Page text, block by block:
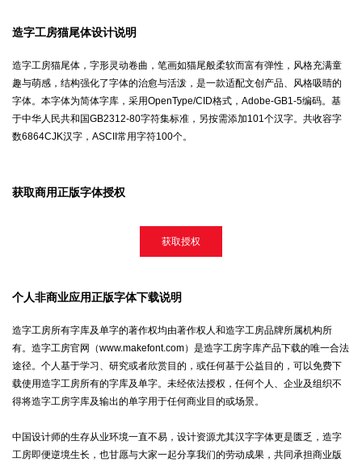
造字工房猫尾体设计说明
造字工房猫尾体，字形灵动卷曲，笔画如猫尾般柔软而富有弹性，风格充满童
趣与萌感，结构强化了字体的治愈与活泼，是一款适配文创产品、风格吸睛的
字体。本字体为简体字库，采用OpenType/CID格式，Adobe-GB1-5编码。基
于中华人民共和国GB2312-80字符集标准，另按需添加101个汉字。共收容字
数6864CJK汉字，ASCII常用字符100个。
获取商用正版字体授权
获取授权
个人非商业应用正版字体下载说明
造字工房所有字库及单字的著作权均由著作权人和造字工房品牌所属机构所
有。造字工房官网（www.makefont.com）是造字工房字库产品下载的唯一合法
途径。个人基于学习、研究或者欣赏目的，或任何基于公益目的，可以免费下
载使用造字工房所有的字库及单字。未经依法授权，任何个人、企业及组织不
得将造字工房字库及输出的单字用于任何商业目的或场景。
中国设计师的生存从业环境一直不易，设计资源尤其汉字字体更是匮乏，造字
工房即便逆境生长，也甘愿与大家一起分享我们的劳动成果，共同承担商业版